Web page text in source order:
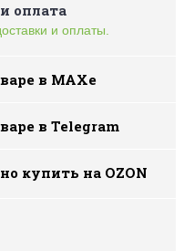
оплата
и оплаты.
в MAXe
в Telegram
купить на ОZON